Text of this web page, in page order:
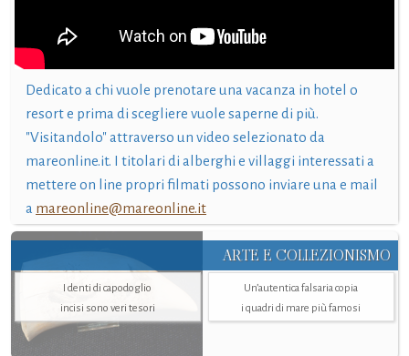
Dedicato a chi vuole prenotare una vacanza in hotel o
resort e prima di scegliere vuole saperne di più.
"Visitandolo" attraverso un video selezionato da
mareonline.it. I titolari di alberghi e villaggi interessati a
mettere on line propri filmati possono inviare una e mail
a mareonline@mareonline.it
ARTE E COLLEZIONISMO
I denti di capodoglio
incisi sono veri tesori
Un’autentica falsaria copia
i quadri di mare più famosi